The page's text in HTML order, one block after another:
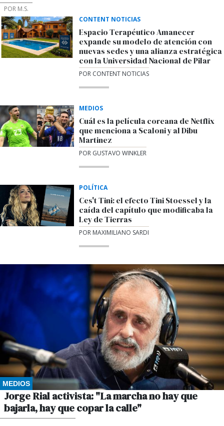
POR M.S.
CONTENT NOTICIAS
Espacio Terapéutico Amanecer
expande su modelo de atención con
nuevas sedes y una alianza estratégica
con la Universidad Nacional de Pilar
POR CONTENT NOTICIAS
MEDIOS
Cuál es la película coreana de Netflix
que menciona a Scaloni y al Dibu
Martinez
POR GUSTAVO WINKLER
POLÍTICA
Ces't Tini: el efecto Tini Stoessel y la
caída del capítulo que modificaba la
Ley de Tierras
POR MAXIMILIANO SARDI
MEDIOS
Jorge Rial activista: "La marcha no hay que
bajarla, hay que copar la calle"